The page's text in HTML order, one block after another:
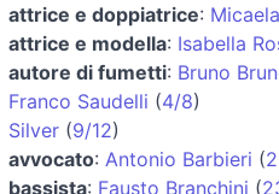
attrice e doppiatrice:
attrice e modella: Isabella
autore di fumetti: Bruno
Franco Saudelli (4/8)
Silver (9/12)
avvocato: Antonio Barbieri (
bassista: Fausto Branchini (